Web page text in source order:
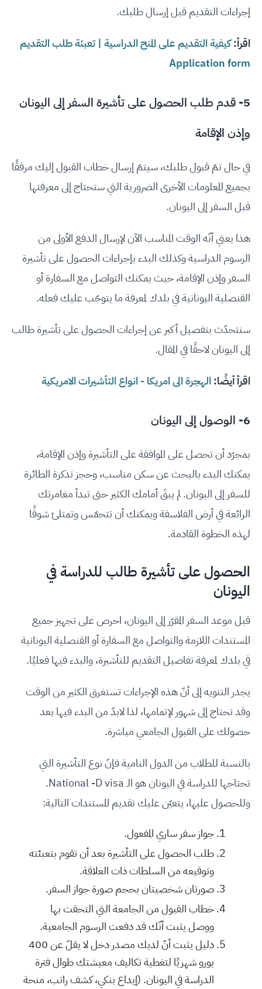
إجراءات التقديم قبل إرسال طلبك.
اقرأ:كيفية التقديم على المنح الدراسية | تعبئة طلب التقديم
Application form
5- قدم طلب الحصول على تأشيرة السفر إلى اليونان
وإذن الإقامة
في حال تمّ قبول طلبك، سيتمّ إرسال خطاب القبول إليك مرفقًا
بجميع المعلومات الأخرى الضرورية التي ستحتاج إلى معرفتها
قبل السفر إلى اليونان.
هذا يعني أنّه الوقت المناسب الآن لإرسال الدفع الأولى من
الرسوم الدراسية وكذلك البدء بإجراءات الحصول على تأشيرة
السفر وإذن الإقامة، حيث يمكنك التواصل مع السفارة أو
القنصلية اليونانية في بلدك لمعرفة ما يتوجّب عليك فعله.
سنتحدّث بتفصيل أكبر عن إجراءات الحصول على تأشيرة طالب
إلى اليونان لاحقًا في المقال.
اقرأ أيضًا: الهجرة الى امريكا - انواع التأشيرات الامريكية
6- الوصول إلى اليونان
بمجرّد أن تحصل على الموافقة على التأشيرة وإذن الإقامة،
يمكنك البدء بالبحث عن سكن مناسب، وحجز تذكرة الطائرة
للسفر إلى اليونان. لم يبقَ أمامك الكثير حتى تبدأ مغامرتك
الرائعة في أرض الفلاسفة ويمكنك أن تتحمّس وتمتلئ شوقًا
لهذه الخطوة القادمة.
الحصول على تأشيرة طالب للدراسة في
اليونان
قبل موعد السفر المقرّر إلى اليونان، احرص على تجهيز جميع
المستندات اللازمة والتواصل مع السفارة أو القنصلية اليونانية
في بلدك لمعرفة تفاصيل التقديم للتأشيرة، والبدء فيها فعليًا.
يجدر التنويه إلى أنّ هذه الإجراءات تستغرق الكثير من الوقت
وقد تحتاج إلى شهور لإتمامها، لذا لابدّ من البدء فيها بعد
حصولك على القبول الجامعي مباشرة.
بالنسبة للطلاب من الدول النامية فإنّ نوع التأشيرة التي
تحتاجها للدراسة في اليونان هو الـ National -D visa.
وللحصول عليها، يتعيّن عليك تقديم المستندات التالية:
جواز سفر ساري المفعول.
طلب الحصول على التأشيرة بعد أن تقوم بتعبئته
وتوقيعه من السلطات ذات العلاقة.
صورتان شخصيتان بحجم صورة جواز السفر.
خطاب القبول من الجامعة التي التحقت بها
ووصل يثبت أنّك قد دفعت الرسوم الجامعية.
دليل يثبت أنّ لديك مصدر دخل لا يقلّ عن 400
يورو شهريًا لتغطية تكاليف معيشتك طوال فترة
الدراسة في اليونان. (إيداع بنكي، كشف راتب، منحة